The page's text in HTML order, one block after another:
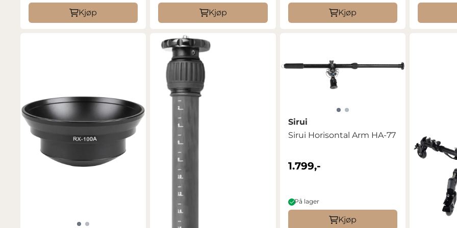
Kjøp Kjøp Kjøp
Sirui
Sirui Horisontal Arm HA-77
1.799,-
På lager
Kjøp